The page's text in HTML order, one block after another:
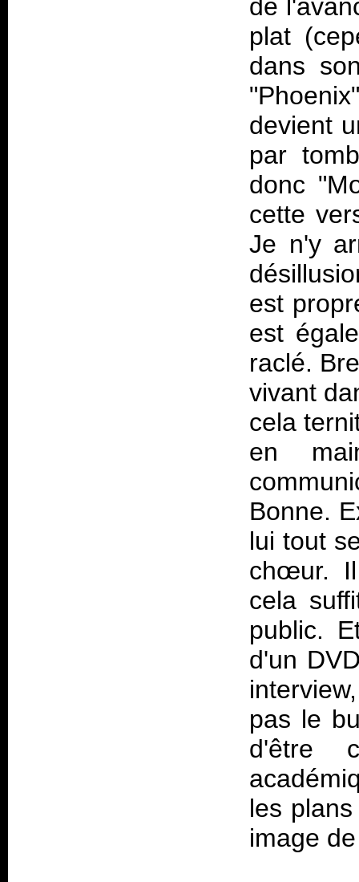
de
plat
dans
devient
par
donc
cette
Je n'y
est
est
raclé.
vivant
cela
en
Bonne.
lui tout
chœur.
cela
public.
d'un
pas le
d'être
les
image